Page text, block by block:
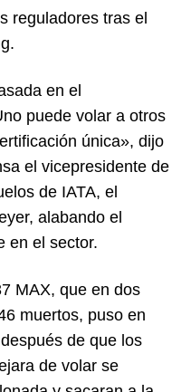
reguladores tras el
en el
puede volar a otros
única», dijo
el vicepresidente de
de IATA, el
alabando el
en el sector.
MAX, que en dos
muertos, puso en
de que los
de volar se